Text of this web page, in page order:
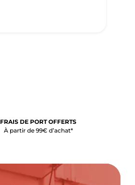
FRAIS DE PORT OFFERTS
À partir de 99€ d’achat*